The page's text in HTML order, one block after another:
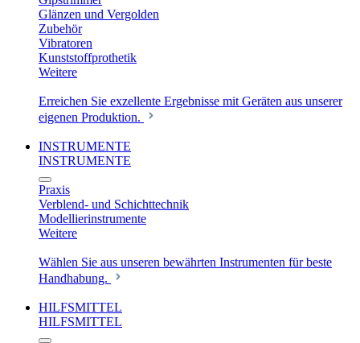
Glänzen und Vergolden
Zubehör
Vibratoren
Kunststoffprothetik
Weitere
Erreichen Sie exzellente Ergebnisse mit Geräten aus unserer
eigenen Produktion.
INSTRUMENTE
INSTRUMENTE
Praxis
Verblend- und Schichttechnik
Modellierinstrumente
Weitere
Wählen Sie aus unseren bewährten Instrumenten für beste
Handhabung.
HILFSMITTEL
HILFSMITTEL